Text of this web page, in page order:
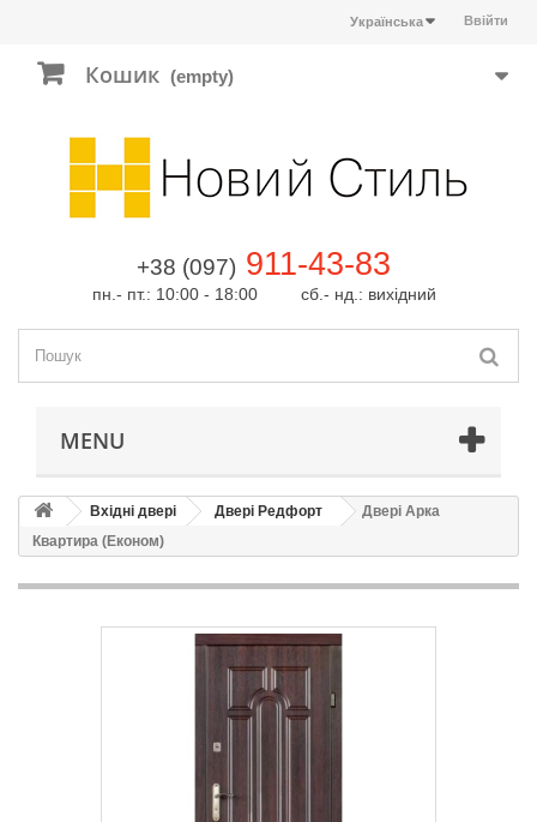
Ввійти
Українська
Кошик (empty)
+38 (097) 911-43-83
пн.- пт.: 10:00 - 18:00 сб.- нд.: вихідний
MENU
Вхідні двері Двері Редфорт
Двері Арка
Квартира (Економ)